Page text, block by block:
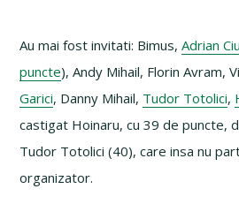
Au mai fost invitati: Bimus,Adrian
puncte), Andy Mihail, Florin Avram,
Garici, Danny Mihail, Tudor Totolici,
castigat Hoinaru, cu 39 de puncte,
Tudor Totolici (40), care insa nu
organizator.